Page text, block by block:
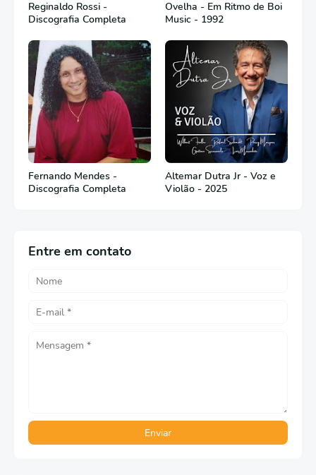
Reginaldo Rossi -
Discografia Completa
Ovelha - Em Ritmo de Boi
Music - 1992
Fernando Mendes -
Discografia Completa
Altemar Dutra Jr - Voz e
Violão - 2025
Entre em contato